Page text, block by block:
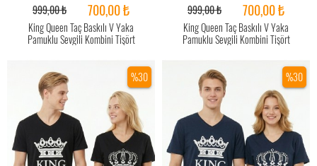
999,00 ₺ 700,00 ₺
King Queen Taç Baskılı V Yaka
Pamuklu Sevgili Kombini Tişört
999,00 ₺ 700,00 ₺
King Queen Taç Baskılı V Yaka
Pamuklu Sevgili Kombini Tişört
%30 %30